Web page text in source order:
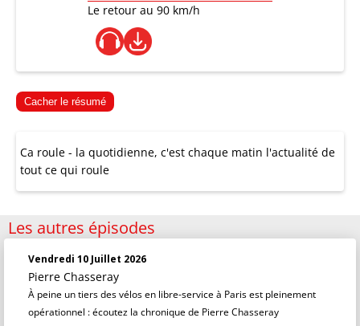
Le retour au 90 km/h
Cacher le résumé
Ca roule - la quotidienne, c'est chaque matin l'actualité de
tout ce qui roule
Les autres épisodes
Vendredi 10 Juillet 2026
Pierre Chasseray
À peine un tiers des vélos en libre-service à Paris est pleinement
opérationnel : écoutez la chronique de Pierre Chasseray